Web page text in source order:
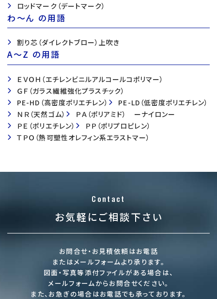
ロッドマーク（デートマーク）
わ〜ん の用語
割り芯（ダイレクトブロー）上吹き
A〜Z の用語
ＥＶＯＨ（エチレンビニルアルコールコポリマー）
ＧＦ（ガラス繊維強化プラスチック）
PE-HD（高密度ポリエチレン）
PE-LD（低密度ポリエチレン）
ＮＲ（天然ゴム）
ＰＡ（ポリアミド） ーナイロンー
ＰＥ（ポリエチレン）
ＰＰ（ポリプロピレン）
ＴＰＯ（熱可塑性オレフィン系エラストマー）
Contact
お気軽にご相談下さい
お問合せ・お見積依頼はお電話
またはメールフォームより承ります。
図面・写真等添付ファイルがある場合は、
メールフォームからお問合せください。
また、お急ぎの場合はお電話でも承っております。